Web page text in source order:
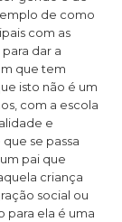
de como
com as
dar a
que tem
isto não é um
com a escola
e
se passa
pai que
criança
social ou
para ela é uma